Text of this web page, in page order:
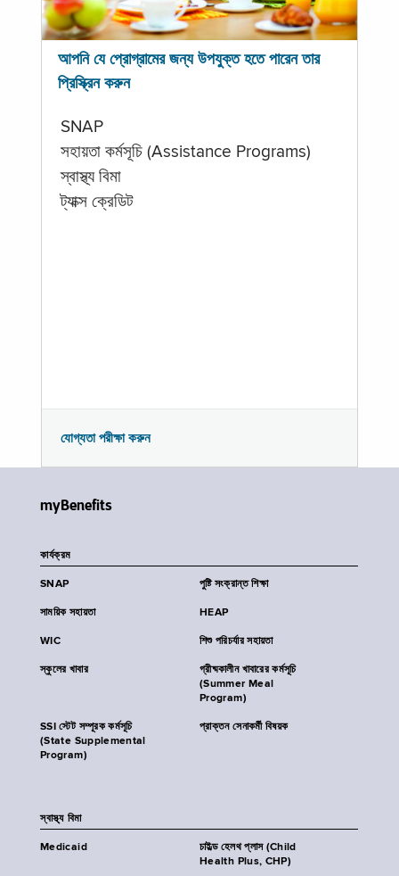
আপনি যে প্রোগ্রামের জন্য উপযুক্ত হতে পারেন তার
প্রিস্ক্রিন করুন
SNAP
সহায়তা কর্মসূচি (Assistance Programs)
স্বাস্থ্য বিমা
ট্যাক্স ক্রেডিট
যোগ্যতা পরীক্ষা করুন
myBenefits
কার্যক্রম
SNAP পুষ্টি সংক্রান্ত শিক্ষা
সাময়িক সহায়তা HEAP
WIC শিশু পরিচর্যার সহায়তা
স্কুলের খাবার
গ্রীষ্মকালীন খাবারের কর্মসূচি
(Summer Meal
Program)
SSI স্টেট সম্পূরক কর্মসূচি
(State Supplemental
Program)
প্রাক্তন সেনাকর্মী বিষয়ক
স্বাস্থ্য বিমা
Medicaid
চাইল্ড হেলথ প্লাস (Child
Health Plus, CHP)